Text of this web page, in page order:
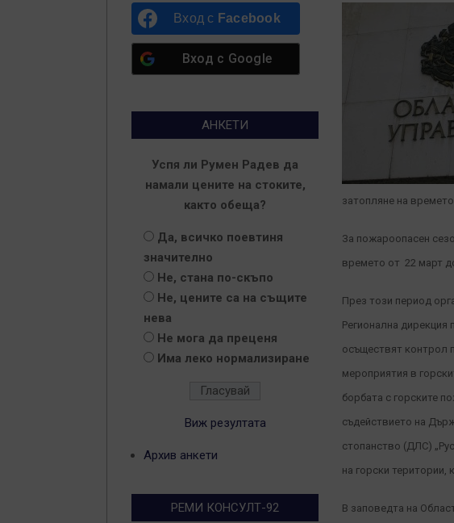
затопляне на
За пожароопасен
времето от 22 март
През този период
Регионална дирекция
осъществят контрол
мероприятия в
борбата с горските
съдействието на
стопанство (ДЛС)
на горски територии,
В заповедта на
Вход с Facebook
Вход с Google
АНКЕТИ
Успя ли Румен Радев да
намали цените на стоките,
както обеща?
Да, всичко поевтиня
значително
Не, стана по-скъпо
Не, цените са на същите
нева
Не мога да преценя
Има леко нормализиране
Виж резултата
Архив анкети
РЕМИ КОНСУЛТ-92